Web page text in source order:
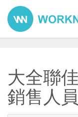
大全聯
銷售人員